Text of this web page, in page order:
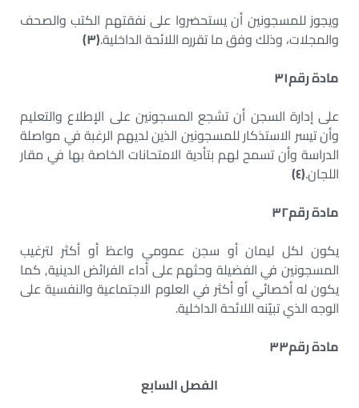
ويجوز للمسجونين أن يستحضروا على نفقتهم الكتب والصحف
والمجلات، وذلك وفق ما تقرره اللائحة الداخلية.(٣)
مادة رقم٣١
على إدارة السجن أن تشجع المسجونين على الإطلاع والتعليم
وأن تيسر الاستذكار للمسجونين الذين لديهم الرغبة في مواصلة
الدراسة وأن تسمح لهم بتأدية الامتحانات الخاصة بها في مقار
اللجان.(٤)
مادة رقم٣٢
يكون لكل ليمان أو سجن عمومي واعظ أو أكثر لترغيب
المسجونين في الفضيلة وحثهم على أداء الفرائض الدينية, كما
يكون له أخصائي أو أكثر في العلوم الاجتماعية والنفسية على
الوجه الذي تبيّنه اللائحة الداخلية.
مادة رقم٣٣
الفصل السابع